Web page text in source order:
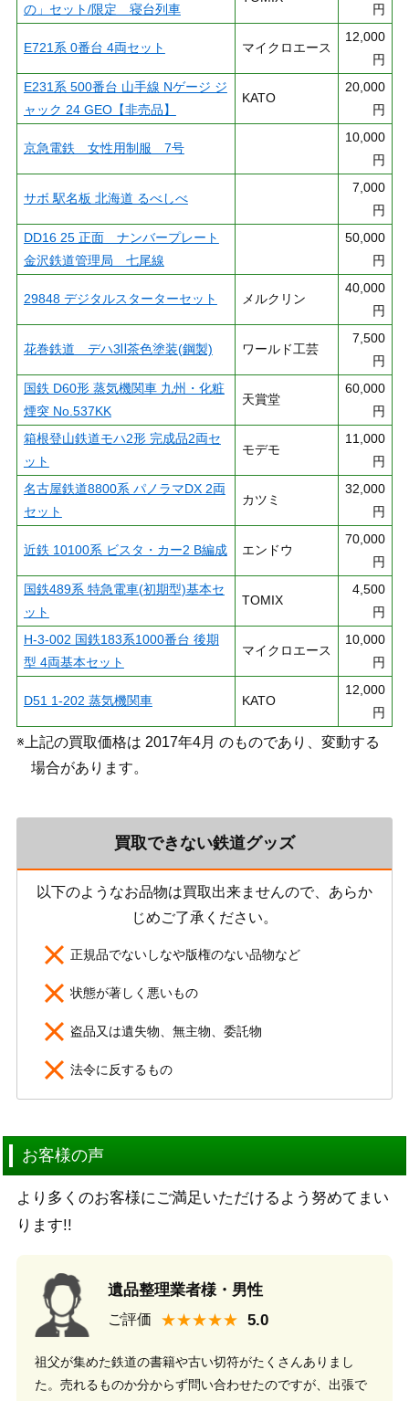
の」セット/限定 寝台列車
円
E721系 0番台 4両セット マイクロエース
12,000
円
E231系 500番台 山手線 Nゲージ ジ
ャック 24 GEO【非売品】
KATO
20,000
円
京急電鉄 女性用制服 7号
10,000
円
サボ 駅名板 北海道 るべしべ
7,000
円
DD16 25 正面 ナンバープレート
金沢鉄道管理局 七尾線
50,000
円
29848 デジタルスターターセット メルクリン
40,000
円
花巻鉄道 デハ3Ⅱ茶色塗装(鋼製) ワールド工芸
7,500
円
国鉄 D60形 蒸気機関車 九州・化粧
煙突 No.537KK
天賞堂
60,000
円
箱根登山鉄道モハ2形 完成品2両セ
ット
モデモ
11,000
円
名古屋鉄道8800系 パノラマDX 2両
セット
カツミ
32,000
円
近鉄 10100系 ビスタ・カー2 B編成 エンドウ
70,000
円
国鉄489系 特急電車(初期型)基本セ
ット
TOMIX
4,500
円
H-3-002 国鉄183系1000番台 後期
型 4両基本セット
マイクロエース
10,000
円
D51 1-202 蒸気機関車 KATO
12,000
円
※上記の買取価格は 2017年4月 のものであり、変動する
場合があります。
買取できない鉄道グッズ
以下のようなお品物は買取出来ませんので、あらか
じめご了承ください。
正規品でないしなや版権のない品物など
状態が著しく悪いもの
盗品又は遺失物、無主物、委託物
法令に反するもの
お客様の声
より多くのお客様にご満足いただけるよう努めてまい
ります!!
遺品整理業者様・男性
ご評価 ★★★★★
祖父が集めた鉄道の書籍や古い切符がたくさんありまし
た。売れるものか分からず問い合わせたのですが、出張で